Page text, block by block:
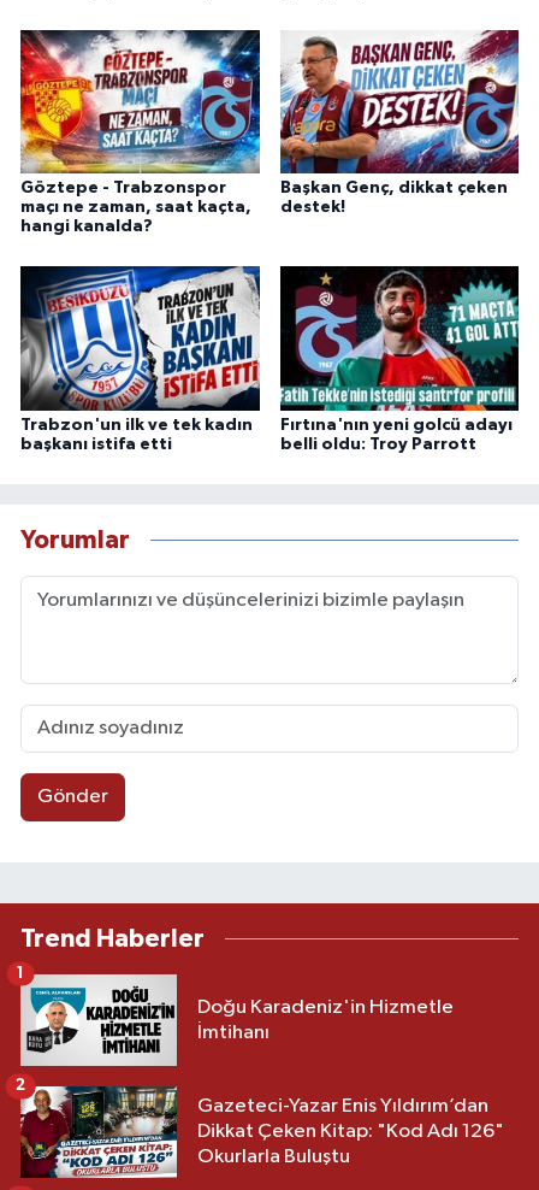
Göztepe - Trabzonspor
maçı ne zaman, saat kaçta,
hangi kanalda?
Başkan Genç, dikkat çeken
destek!
Trabzon'un ilk ve tek kadın
başkanı istifa etti
Fırtına'nın yeni golcü adayı
belli oldu: Troy Parrott
Yorumlar
Gönder
Trend Haberler
Doğu Karadeniz'in Hizmetle
İmtihanı
1
Gazeteci-Yazar Enis Yıldırım’dan
Dikkat Çeken Kitap: "Kod Adı 126"
Okurlarla Buluştu
2